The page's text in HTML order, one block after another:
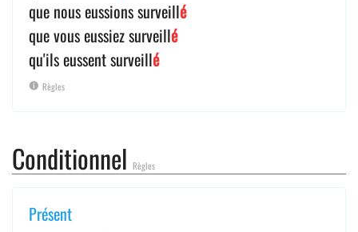
que nous eussions surveillé
que vous eussiez surveillé
qu'ils eussent surveillé
Règles
Conditionnel Règles
Présent